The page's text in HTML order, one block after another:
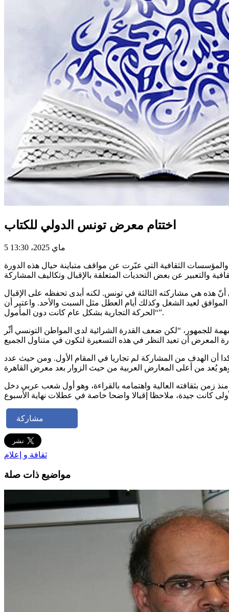
اختتام معرض تونس الدولي للكتاب
5 ماي 2025، 13:30
النشر والمؤسسات الثقافية التي عبّرت عن مواقف متباينة حيال هذه الدورة
هذه هي مشاركته الثالثة في تونس. لكنه أبدى تحفظه على الإقبال
إن الإقبال هذا العام كان أضعف مقارنة بالدورات السابقة. وأضاف أن أفضل يوم من حيث النشاط التجاري كان يوم 1 ماي الموافق لعيد الشغل وكذلك أيام العطل مثل السبت والأحد. واعتبر أن
“الحركة التجارية بشكل عام كانت دون المأمول”.
للجمهور، “لكن ضعف القدرة الشرائية لدى المواطن التونسي أثّر
أن الهدف من المشاركة لم تجاريا في المقام الأول. ومن حيث عدد
بثقافته العالية واهتمامه بالقراءة، وهو أول شعب عربي دخل
مشاركة
ثقافة و إعلام
مواضيع ذات صلة